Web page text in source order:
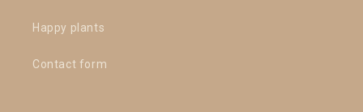
Happy plants
Contact form